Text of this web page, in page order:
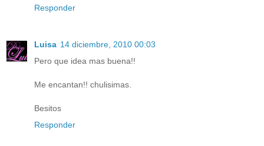
Responder
Luisa 14 diciembre, 2010 00:03
Pero que idea mas buena!!
Me encantan!! chulisimas.
Besitos
Responder